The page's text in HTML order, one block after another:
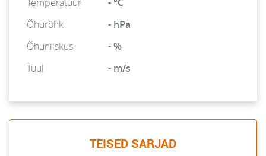
Õhurõhk
- hPa
Õhuniiskus
- %
Tuul
- m/s
TEISED SARJAD